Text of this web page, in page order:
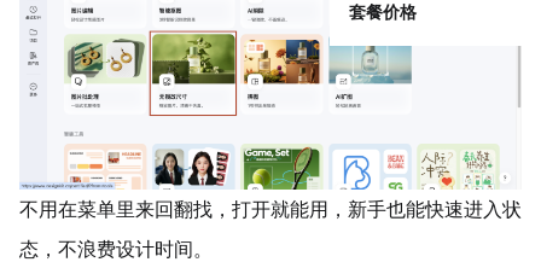
套餐价格
不用在菜单里来回翻找，打开就能用，新手也能快速进入状
态，不浪费设计时间。